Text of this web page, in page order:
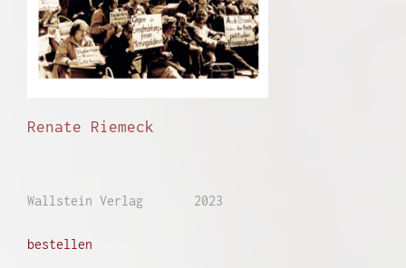
Renate Riemeck
Wallstein Verlag 2023
bestellen